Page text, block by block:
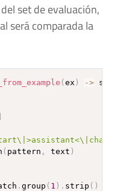
set de evaluación,
será comparada la
(ex ) -> str
( pattern , text )
. group ( 1 ) . strip ( )